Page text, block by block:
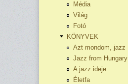
Média
Világ
Fotó
KÖNYVEK
Azt mondom, jazz
Jazz from Hungary
A jazz ideje
Életfa